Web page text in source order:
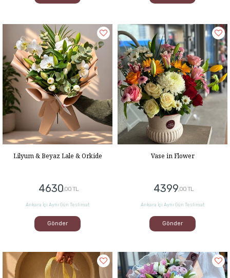
Lilyum & Beyaz Lale & Orkide
4630,00 TL
Ankara İçi Aynı Gün Teslimat
Gönder
Vase in Flower
4399,00 TL
Ankara İçi Aynı Gün Teslimat
Gönder